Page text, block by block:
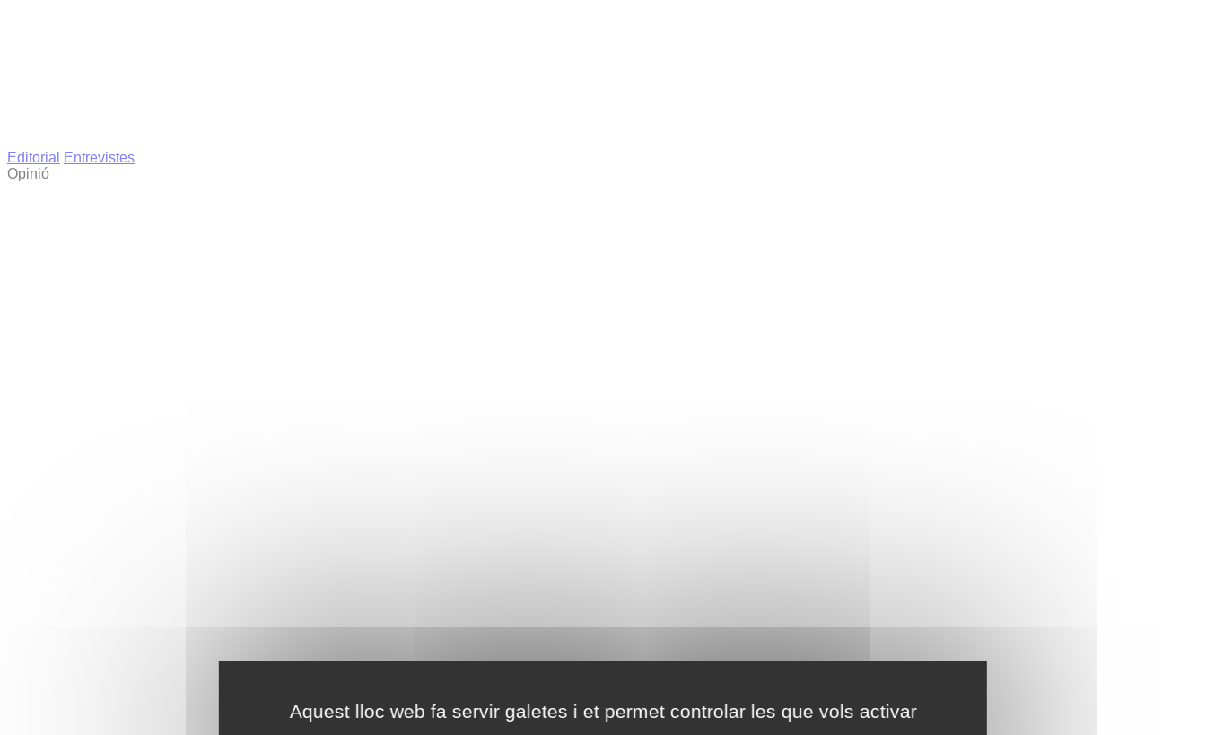
Aquest lloc web fa servir galetes i et permet controlar les que vols activar
Editorial
Entrevistes
Opinió